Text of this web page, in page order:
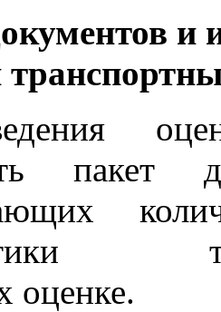
пакет
оценке.